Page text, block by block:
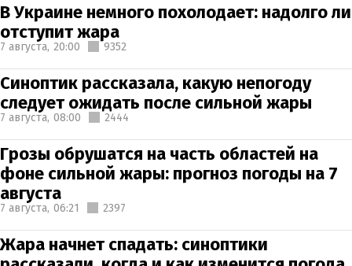
В Украине немного похолодает: надолго ли
отступит жара
7 августа, 20:00 9352
Синоптик рассказала, какую непогоду
следует ожидать после сильной жары
7 августа, 08:00 2444
Грозы обрушатся на часть областей на
фоне сильной жары: прогноз погоды на 7
августа
7 августа, 06:21 2397
Жара начнет спадать: синоптики